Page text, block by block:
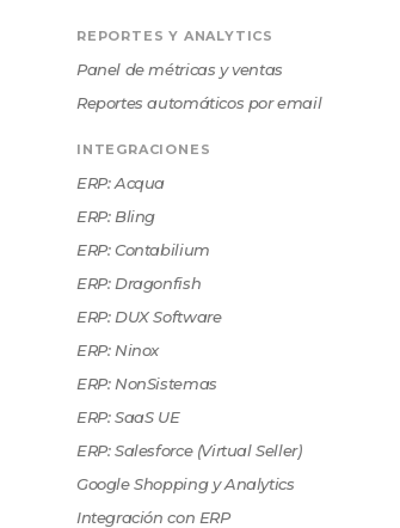
REPORTES Y ANALYTICS
Panel de métricas y ventas
Reportes automáticos por email
INTEGRACIONES
ERP: Acqua
ERP: Bling
ERP: Contabilium
ERP: Dragonfish
ERP: DUX Software
ERP: Ninox
ERP: NonSistemas
ERP: SaaS UE
ERP: Salesforce (Virtual Seller)
Google Shopping y Analytics
Integración con ERP